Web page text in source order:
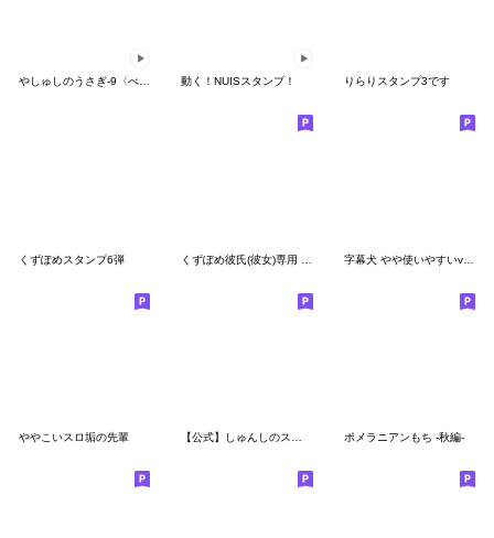
やしゅしのうさぎ-9〈べびうさ〉 動く！NUISスタンプ！ りらりスタンプ3です
くずぽめスタンプ6弾 字幕犬 やや使いやすいver2(かわいーぬ)
ややこいスロ垢の先輩 ポメラニアンもち -秋編-